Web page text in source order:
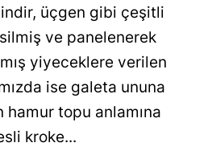
üçgen gibi çeşitli
ve panelenerek
yiyeceklere verilen
ise galeta ununa
hamur topu anlamına
kroke...